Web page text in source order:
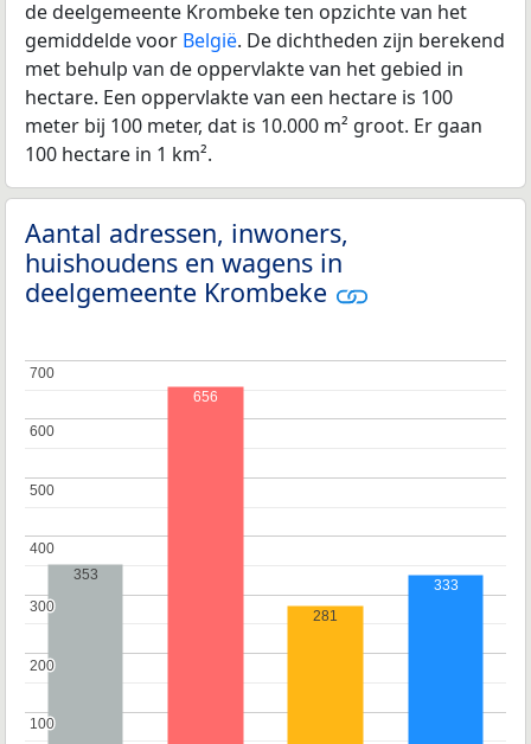
de deelgemeente Krombeke ten opzichte van het
gemiddelde voor België. De dichtheden zijn berekend
met behulp van de oppervlakte van het gebied in
hectare. Een oppervlakte van een hectare is 100
meter bij 100 meter, dat is 10.000 m² groot. Er gaan
100 hectare in 1 km².
Aantal adressen, inwoners,
huishoudens en wagens in
deelgemeente Krombeke
100
100
200
200
300
300
400
400
500
500
600
600
700
700
353
656
281
333